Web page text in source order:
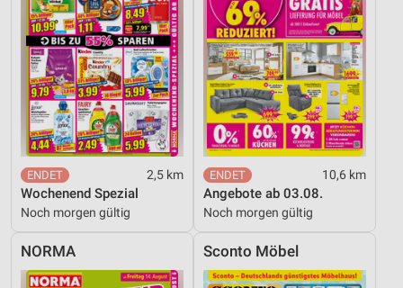
2,5 km
Wochenend Spezial
Noch morgen gültig
10,6 km
Angebote ab 03.08.
Noch morgen gültig
NORMA Sconto Möbel